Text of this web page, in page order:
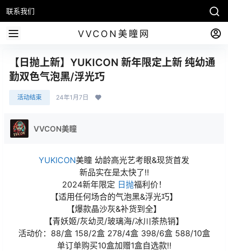
联系我们
VVCON美瞳网
【日抛上新】YUKICON 新年限定上新 纯幼通
勤双色气泡黑/浮光巧
活动结束 24年1月7日
VVCON美瞳
YUKICON美瞳 幼龄高光艺考眼&现货首发
新品实在是太快了‼
2024新年限定 日抛福利价！
【适用任何场合的气泡黑&浮光巧】
【爆款晶沙灰&补货到全】
【青妖姬/灰幼灵/玻璃海/冰川茶热销】
活动价：88/盒 158/2盒 278/4盒 398/6盒 588/10盒
单订单购买10盒加赠1盒自选款‼